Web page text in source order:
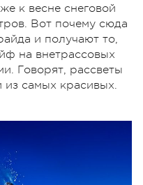
к весне снеговой
Вот почему сюда
и получают то,
на внетрассовых
Говорят, рассветы
из самых красивых.